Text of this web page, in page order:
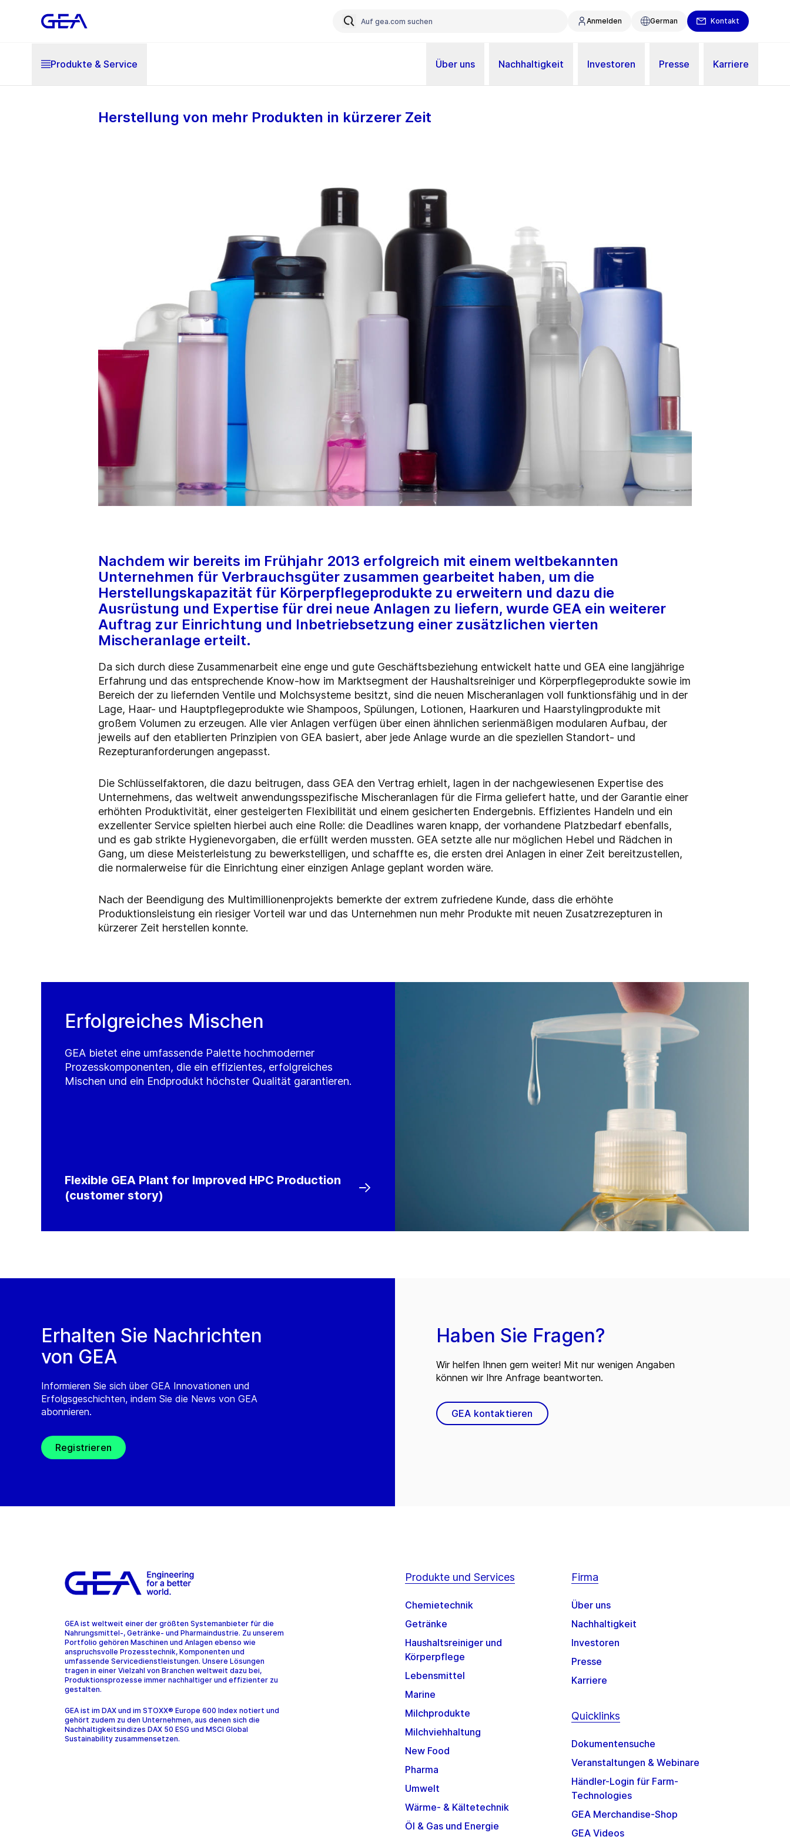
Anmelden German Kontakt
Produkte & Service Über uns Nachhaltigkeit Investoren Presse Karriere
Herstellung von mehr Produkten in kürzerer Zeit
Nachdem wir bereits im Frühjahr 2013 erfolgreich mit einem weltbekannten
Unternehmen für Verbrauchsgüter zusammen gearbeitet haben, um die
Herstellungskapazität für Körperpflegeprodukte zu erweitern und dazu die
Ausrüstung und Expertise für drei neue Anlagen zu liefern, wurde GEA ein weiterer
Auftrag zur Einrichtung und Inbetriebsetzung einer zusätzlichen vierten
Mischeranlage erteilt.
Da sich durch diese Zusammenarbeit eine enge und gute Geschäftsbeziehung entwickelt hatte und GEA eine langjährige
Erfahrung und das entsprechende Know-how im Marktsegment der Haushaltsreiniger und Körperpflegeprodukte sowie im
Bereich der zu liefernden Ventile und Molchsysteme besitzt, sind die neuen Mischeranlagen voll funktionsfähig und in der
Lage, Haar- und Hauptpflegeprodukte wie Shampoos, Spülungen, Lotionen, Haarkuren und Haarstylingprodukte mit
großem Volumen zu erzeugen. Alle vier Anlagen verfügen über einen ähnlichen serienmäßigen modularen Aufbau, der
jeweils auf den etablierten Prinzipien von GEA basiert, aber jede Anlage wurde an die speziellen Standort- und
Rezepturanforderungen angepasst.
Die Schlüsselfaktoren, die dazu beitrugen, dass GEA den Vertrag erhielt, lagen in der nachgewiesenen Expertise des
Unternehmens, das weltweit anwendungsspezifische Mischeranlagen für die Firma geliefert hatte, und der Garantie einer
erhöhten Produktivität, einer gesteigerten Flexibilität und einem gesicherten Endergebnis. Effizientes Handeln und ein
exzellenter Service spielten hierbei auch eine Rolle: die Deadlines waren knapp, der vorhandene Platzbedarf ebenfalls,
und es gab strikte Hygienevorgaben, die erfüllt werden mussten. GEA setzte alle nur möglichen Hebel und Rädchen in
Gang, um diese Meisterleistung zu bewerkstelligen, und schaffte es, die ersten drei Anlagen in einer Zeit bereitzustellen,
die normalerweise für die Einrichtung einer einzigen Anlage geplant worden wäre.
Nach der Beendigung des Multimillionenprojekts bemerkte der extrem zufriedene Kunde, dass die erhöhte
Produktionsleistung ein riesiger Vorteil war und das Unternehmen nun mehr Produkte mit neuen Zusatzrezepturen in
kürzerer Zeit herstellen konnte.
Erfolgreiches Mischen
GEA bietet eine umfassende Palette hochmoderner
Prozesskomponenten, die ein effizientes, erfolgreiches
Mischen und ein Endprodukt höchster Qualität garantieren.
Flexible GEA Plant for Improved HPC Production
(customer story)
Erhalten Sie Nachrichten
von GEA
Informieren Sie sich über GEA Innovationen und
Erfolgsgeschichten, indem Sie die News von GEA
abonnieren.
Registrieren
Haben Sie Fragen?
Wir helfen Ihnen gern weiter! Mit nur wenigen Angaben
können wir Ihre Anfrage beantworten.
GEA kontaktieren
GEA ist weltweit einer der größten Systemanbieter für die
Nahrungsmittel-, Getränke- und Pharmaindustrie. Zu unserem
Portfolio gehören Maschinen und Anlagen ebenso wie
anspruchsvolle Prozesstechnik, Komponenten und
umfassende Servicedienstleistungen. Unsere Lösungen
tragen in einer Vielzahl von Branchen weltweit dazu bei,
Produktionsprozesse immer nachhaltiger und effizienter zu
gestalten.
GEA ist im DAX und im STOXX® Europe 600 Index notiert und
gehört zudem zu den Unternehmen, aus denen sich die
Nachhaltigkeitsindizes DAX 50 ESG und MSCI Global
Sustainability zusammensetzen.
Produkte und Services
Chemietechnik
Getränke
Haushaltsreiniger und
Körperpflege
Lebensmittel
Marine
Milchprodukte
Milchviehhaltung
New Food
Pharma
Umwelt
Wärme- & Kältetechnik
Öl & Gas und Energie
Firma
Über uns
Nachhaltigkeit
Investoren
Presse
Karriere
Quicklinks
Dokumentensuche
Veranstaltungen & Webinare
Händler-Login für Farm-
Technologies
GEA Merchandise-Shop
GEA Videos